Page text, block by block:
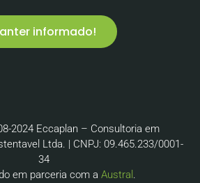
informado!
2024 Eccaplan – Consultoria em
Ltda. | CNPJ: 09.465.233/0001-
34
em parceria com a Austral .